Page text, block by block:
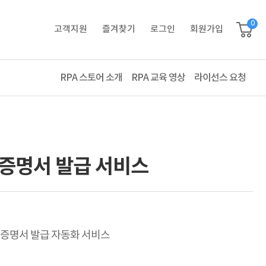
고객지원 즐겨찾기 로그인 회원가입
0
RPA 스토어 소개 RPA 교육 영상 라이선스 요청
명서 발급 서비스
명서 발급 자동화 서비스